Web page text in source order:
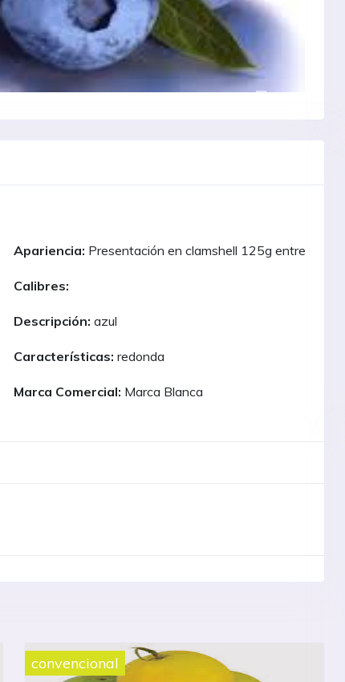
Apariencia: Presentación en clamshell 125g entrega
Calibres:
Descripción: azul
Características: redonda
Marca Comercial: Marca Blanca
organico